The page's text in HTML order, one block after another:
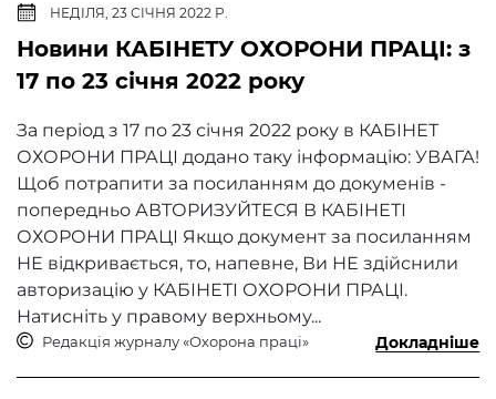
НЕДІЛЯ, 23 СІЧНЯ 2022 Р.
Новини КАБІНЕТУ ОХОРОНИ ПРАЦІ: з
17 по 23 січня 2022 року
За період з 17 по 23 січня 2022 року в КАБІНЕТ
ОХОРОНИ ПРАЦІ додано таку інформацію: УВАГА!
Щоб потрапити за посиланням до докуменів -
попередньо АВТОРИЗУЙТЕСЯ В КАБІНЕТІ
ОХОРОНИ ПРАЦІ Якщо документ за посиланням
НЕ відкривається, то, напевне, Ви НЕ здійснили
авторизацію у КАБІНЕТІ ОХОРОНИ ПРАЦІ.
Натисніть у правому верхньому...
Редакція журналу «Охорона праці» Докладніше